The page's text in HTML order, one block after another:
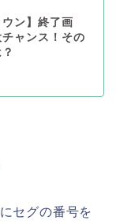
ウン】終了画
ャンス！その
セグの番号を